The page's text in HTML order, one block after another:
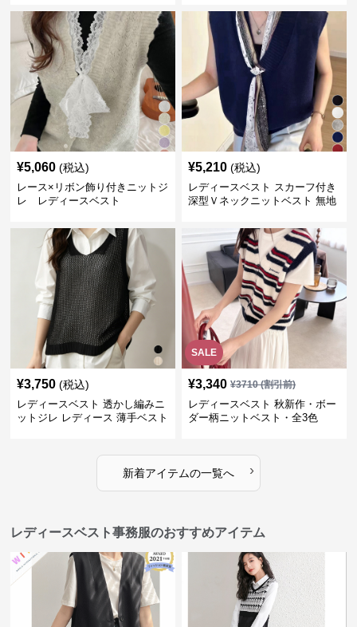
¥5,060 (税込)
レース×リボン飾り付きニットジ
レ レディースベスト
¥5,210 (税込)
レディースベスト スカーフ付き
深型Ｖネックニットベスト 無地
¥3,750 (税込)
レディースベスト 透かし編みニ
ットジレ レディース 薄手ベスト
SALE
¥3,340 ¥3710(割引前)
レディースベスト 秋新作・ボー
ダー柄ニットベスト・全3色
新着アイテムの一覧へ ›
レディースベスト事務服のおすすめアイテム